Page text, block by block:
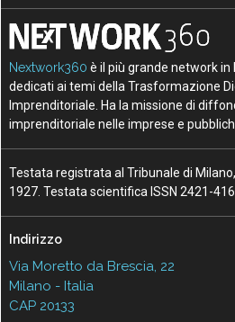
Nextwork360 è il più grande network
dedicati ai temi della Trasformazione
Imprenditoriale. Ha la missione di
imprenditoriale nelle imprese e
Testata registrata al Tribunale di
1927. Testata scientifica ISSN 2421-
Indirizzo
Via Moretto da Brescia, 22
Milano - Italia
CAP 20133